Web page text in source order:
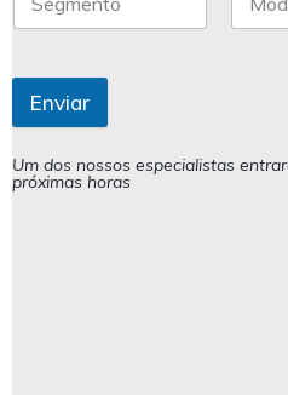
Enviar
Um dos nossos especialistas
próximas horas